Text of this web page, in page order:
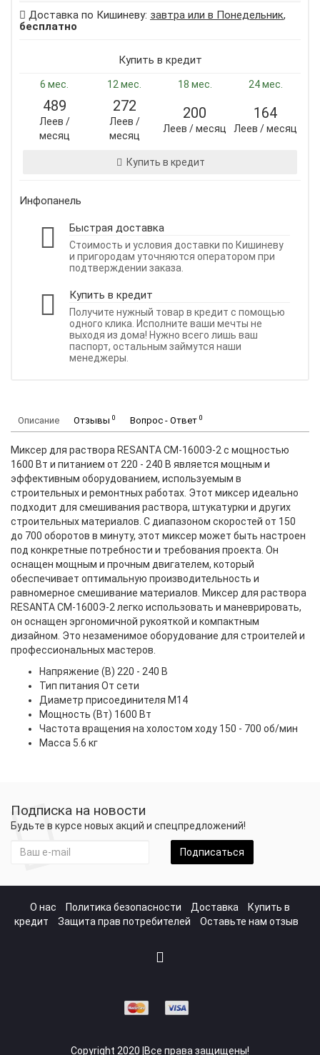
Доставка по Кишиневу: завтра или в Понедельник,
бесплатно
Купить в кредит
6 мес. 12 мес. 18 мес. 24 мес.
489
Леев /
месяц
272
Леев /
месяц
200
Леев / месяц
164
Леев / месяц
Купить в кредит
Инфопанель
Быстрая доставка
Стоимость и условия доставки по Кишиневу
и пригородам уточняются оператором при
подтверждении заказа.
Купить в кредит
Получите нужный товар в кредит с помощью
одного клика. Исполните ваши мечты не
выходя из дома! Нужно всего лишь ваш
паспорт, остальным займутся наши
менеджеры.
Описание Отзывы 0 Вопрос - Ответ 0
Миксер для раствора RESANTA СМ-1600Э-2 с мощностью
1600 Вт и питанием от 220 - 240 В является мощным и
эффективным оборудованием, используемым в
строительных и ремонтных работах. Этот миксер идеально
подходит для смешивания раствора, штукатурки и других
строительных материалов. С диапазоном скоростей от 150
до 700 оборотов в минуту, этот миксер может быть настроен
под конкретные потребности и требования проекта. Он
оснащен мощным и прочным двигателем, который
обеспечивает оптимальную производительность и
равномерное смешивание материалов. Миксер для раствора
RESANTA СМ-1600Э-2 легко использовать и маневрировать,
он оснащен эргономичной рукояткой и компактным
дизайном. Это незаменимое оборудование для строителей и
профессиональных мастеров.
Напряжение (В) 220 - 240 В
Тип питания От сети
Диаметр присоединителя M14
Мощность (Вт) 1600 Вт
Частота вращения на холостом ходу 150 - 700 об/мин
Масса 5.6 кг
Подписка на новости
Будьте в курсе новых акций и спецпредложений!
Подписаться
О нас Политика безопасности Доставка
Купить в
кредит
Защита прав потребителей Оставьте нам отзыв
Copyright 2020 |Все права защищены!